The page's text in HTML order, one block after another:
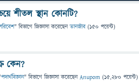
শীতল স্থান কোনটি?
" বিভাগে জিজ্ঞাসাকরেছেনতানজীব (150 পয়েন্ট)
কেন?
পদার্থবিজ্ঞান" বিভাগে জিজ্ঞাসাকরেছেনAnupom (15,280 পয়েন্ট)